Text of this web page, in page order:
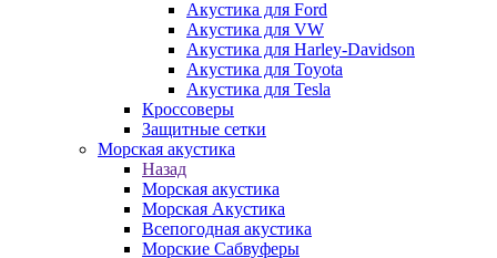
Акустика для Ford
Акустика для VW
Акустика для Harley-Davidson
Акустика для Toyota
Акустика для Tesla
Кроссоверы
Защитные сетки
Морская акустика
Назад
Морская акустика
Морская Акустика
Всепогодная акустика
Морские Сабвуферы